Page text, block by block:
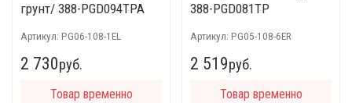
грунт/ 388-PGD094TPA
Артикул: PG06-108-1EL
2 730руб.
Товар временно
388-PGD081TP
Артикул: PG05-108-6ER
2 519руб.
Товар временно